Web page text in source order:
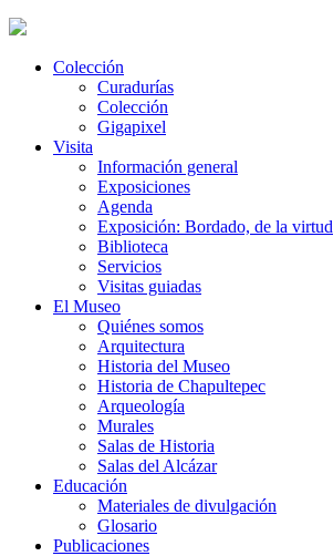
Colección
Curadurías
Colección
Gigapixel
Visita
Información general
Exposiciones
Agenda
Exposición: Bordado, de la virtud
Biblioteca
Servicios
Visitas guiadas
El Museo
Quiénes somos
Arquitectura
Historia del Museo
Historia de Chapultepec
Arqueología
Murales
Salas de Historia
Salas del Alcázar
Educación
Materiales de divulgación
Glosario
Publicaciones